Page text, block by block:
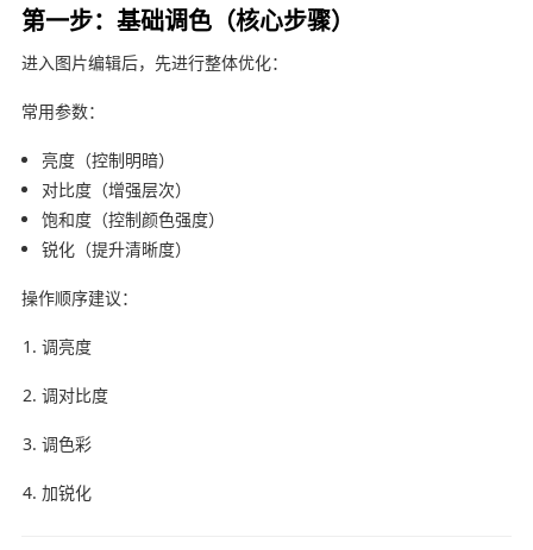
第一步：基础调色（核心步骤）
进入图片编辑后，先进行整体优化：
常用参数：
亮度（控制明暗）
对比度（增强层次）
饱和度（控制颜色强度）
锐化（提升清晰度）
操作顺序建议：
调亮度
调对比度
调色彩
加锐化